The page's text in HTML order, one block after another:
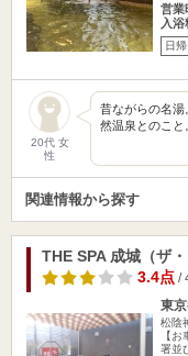
営業
入浴
日帰
20代 女
性
昔ながらの名
然温泉とのこと
関連情報から探す
THE SPA 成城（ザ・
3.4点/
東
松陰
【
署並